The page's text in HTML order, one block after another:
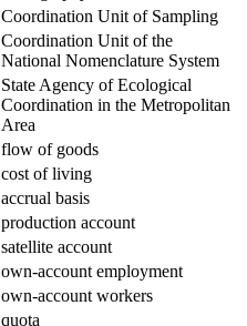
Coordination Unit of Sampling
Coordination Unit of the
National Nomenclature System
State Agency of Ecological
Coordination in the Metropolitan
Area
flow of goods
cost of living
accrual basis
production account
satellite account
own-account employment
own-account workers
quota